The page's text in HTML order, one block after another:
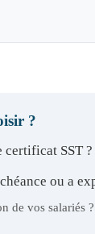
?
certificat SST ?
ou a
de vos salariés ?